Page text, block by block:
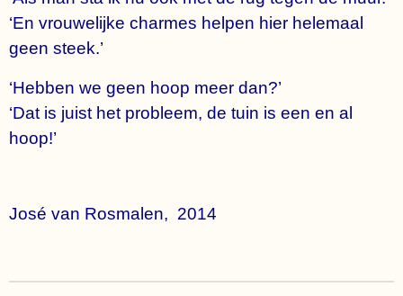
‘En vrouwelijke charmes helpen hier helemaal
geen steek.’
‘Hebben we geen hoop meer dan?’
‘Dat is juist het probleem, de tuin is een en al
hoop!’
José van Rosmalen, 2014